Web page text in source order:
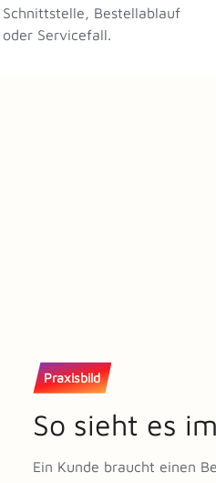
Schnittstelle, Bestellablauf
oder Servicefall.
Praxisbild
So sieht es
Ein Kunde braucht einen